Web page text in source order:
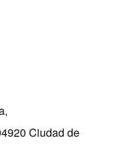
Ciudad de